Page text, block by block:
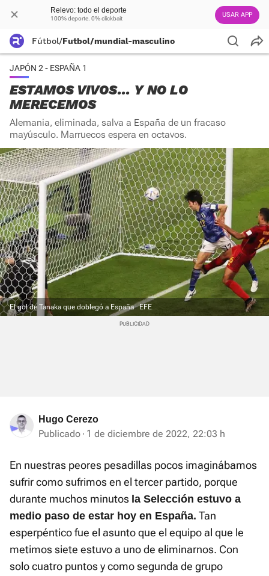
Relevo: todo el deporte
100% deporte. 0% clickbait USAR APP
Fútbol/Futbol/mundial-masculino
JAPÓN 2 - ESPAÑA 1
ESTAMOS VIVOS... Y NO LO
MERECEMOS
Alemania, eliminada, salva a España de un fracaso
mayúsculo. Marruecos espera en octavos.
El gol de Tanaka que doblegó a España EFE
Hugo Cerezo
Publicado 1 de diciembre de 2022, 22:03 h
En nuestras peores pesadillas pocos imaginábamos
sufrir como sufrimos en el tercer partido, porque
durante muchos minutos la Selección estuvo a
medio paso de estar hoy en España. Tan
esperpéntico fue el asunto que el equipo al que le
metimos siete estuvo a uno de eliminarnos. Con
solo cuatro puntos y como segunda de grupo